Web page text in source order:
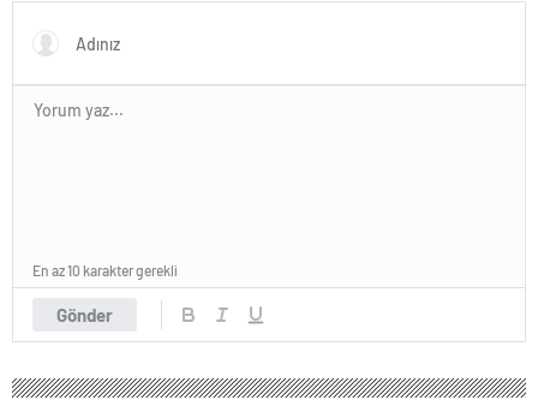
FESTİVALİ” HEYECANI
GAZİOSMANPAŞA’DA
YAŞANACAK
Gönder
En az 10 karakter gerekli